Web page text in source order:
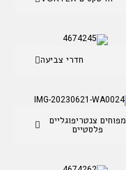
חדרי צביעה
מפוחים צנטריפוגליים
פלסטיים